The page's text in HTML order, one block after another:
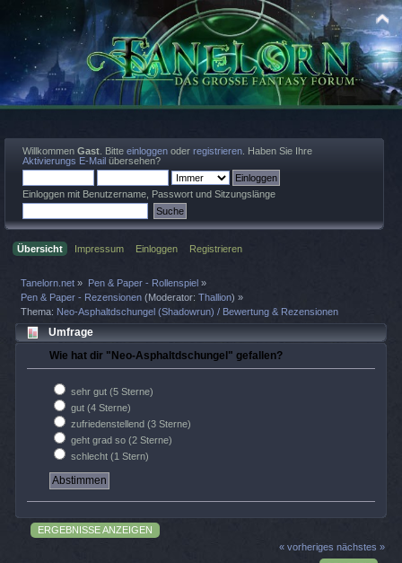
Willkommen Gast . Bitte einloggen oder registrieren . Haben Sie Ihre
Aktivierungs E-Mail übersehen?
Einloggen mit Benutzername, Passwort und Sitzungslänge
Übersicht Impressum Einloggen Registrieren
Tanelorn.net » Pen & Paper - Rollenspiel»
Pen & Paper - Rezensionen (Moderator:Thallion) »
Thema: Neo-Asphaltdschungel (Shadowrun) / Bewertung & Rezensionen
Umfrage
Wie hat dir "Neo-Asphaltdschungel" gefallen?
sehr gut (5 Sterne)
gut (4 Sterne)
zufriedenstellend (3 Sterne)
geht grad so (2 Sterne)
schlecht (1 Stern)
ERGEBNISSE ANZEIGEN
« vorheriges nächstes »